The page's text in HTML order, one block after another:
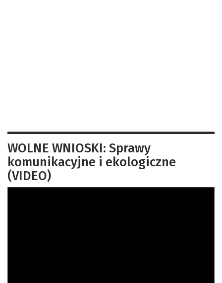
WOLNE WNIOSKI: Sprawy
komunikacyjne i ekologiczne
(VIDEO)